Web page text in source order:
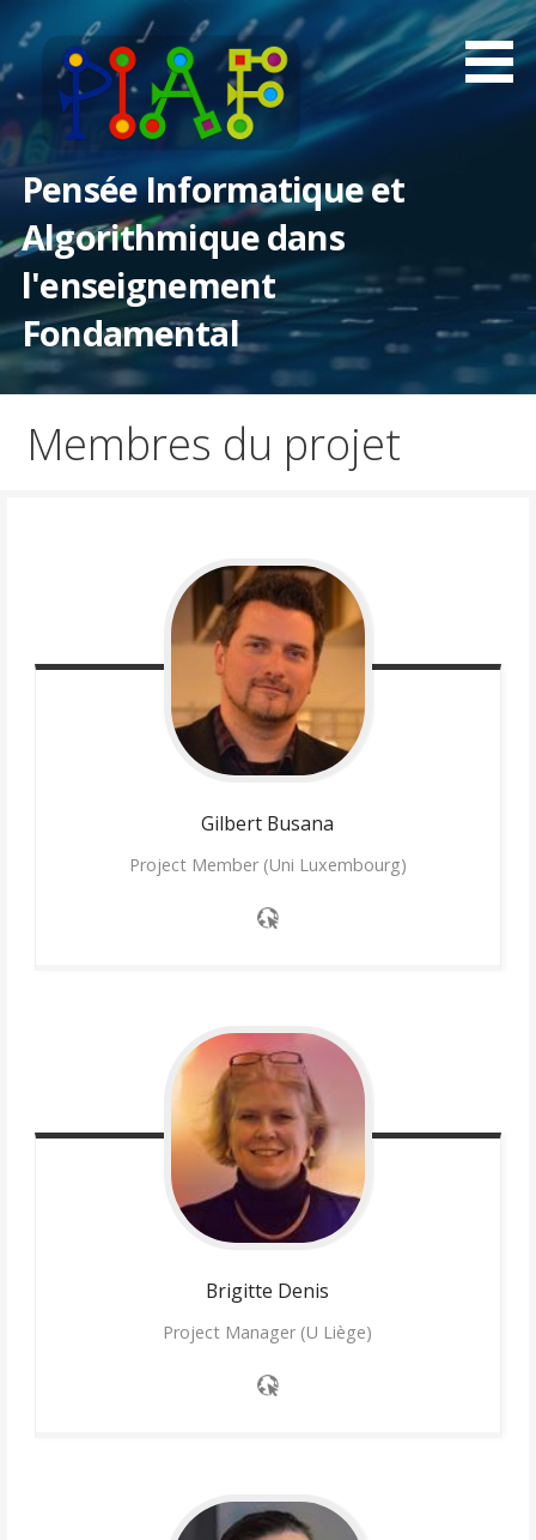
contenu
Pensée Informatique et
Algorithmique dans
l'enseignement
Fondamental
Membres du projet
Gilbert Busana
Project Member (Uni Luxembourg)
Brigitte Denis
Project Manager (U Liège)